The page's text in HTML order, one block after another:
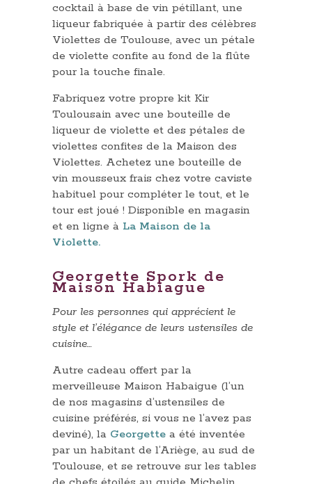
cocktail à base de vin pétillant, une
liqueur fabriquée à partir des célèbres
Violettes de Toulouse, avec un pétale
de violette confite au fond de la flûte
pour la touche finale.
Fabriquez votre propre kit Kir
Toulousain avec une bouteille de
liqueur de violette et des pétales de
violettes confites de la Maison des
Violettes. Achetez une bouteille de
vin mousseux frais chez votre caviste
habituel pour compléter le tout, et le
tour est joué ! Disponible en magasin
et en ligne à La Maison de la
Violette.
Georgette Spork de
Maison Habiague
Pour les personnes qui apprécient le
style et l’élégance de leurs ustensiles de
cuisine…
Autre cadeau offert par la
merveilleuse Maison Habaigue (l’un
de nos magasins d’ustensiles de
cuisine préférés, si vous ne l’avez pas
deviné), la Georgette a été inventée
par un habitant de l’Ariège, au sud de
Toulouse, et se retrouve sur les tables